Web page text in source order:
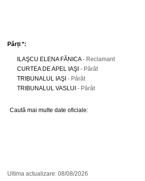
Părți *:
ILAŞCU ELENA FĂNICA- Reclamant
CURTEA DE APEL IAŞI - Pârât
TRIBUNALUL IAŞI - Pârât
TRIBUNALUL VASLUI - Pârât
Caută mai multe date oficiale:
Ultima actualizare: 08/08/2026